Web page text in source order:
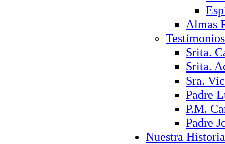
Almas
Testimonios
Srita.
Srita.
Sra.
Padre
P.M.
Padre
Nuestra Historia